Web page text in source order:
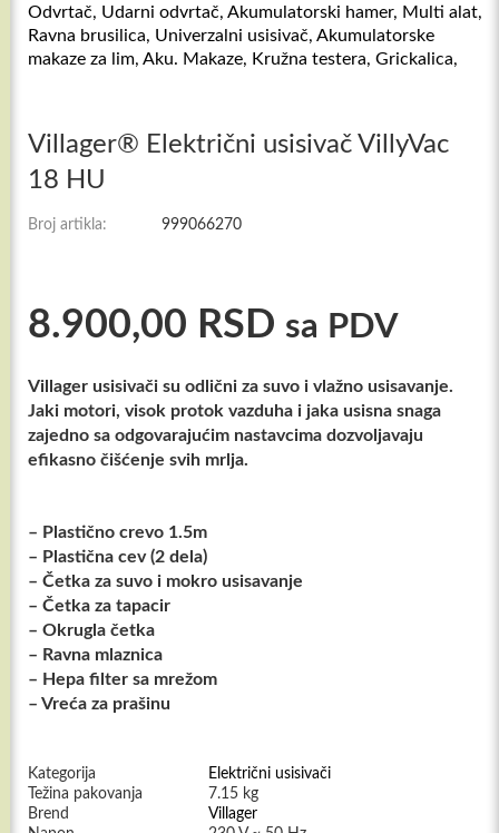
Villager® Električni usisivač VillyVac
18 HU
Broj artikla: 999066270
8.900,00 RSD sa PDV
Villager usisivači su odlični za suvo i vlažno usisavanje.
Jaki motori, visok protok vazduha i jaka usisna snaga
zajedno sa odgovarajućim nastavcima dozvoljavaju
efikasno čišćenje svih mrlja.
– Plastično crevo 1.5m
– Plastična cev (2 dela)
– Četka za suvo i mokro usisavanje
– Četka za tapacir
– Okrugla četka
– Ravna mlaznica
– Hepa filter sa mrežom
– Vreća za prašinu
Kategorija
Električni usisivači
Težina pakovanja
7.15 kg
Brend
Villager